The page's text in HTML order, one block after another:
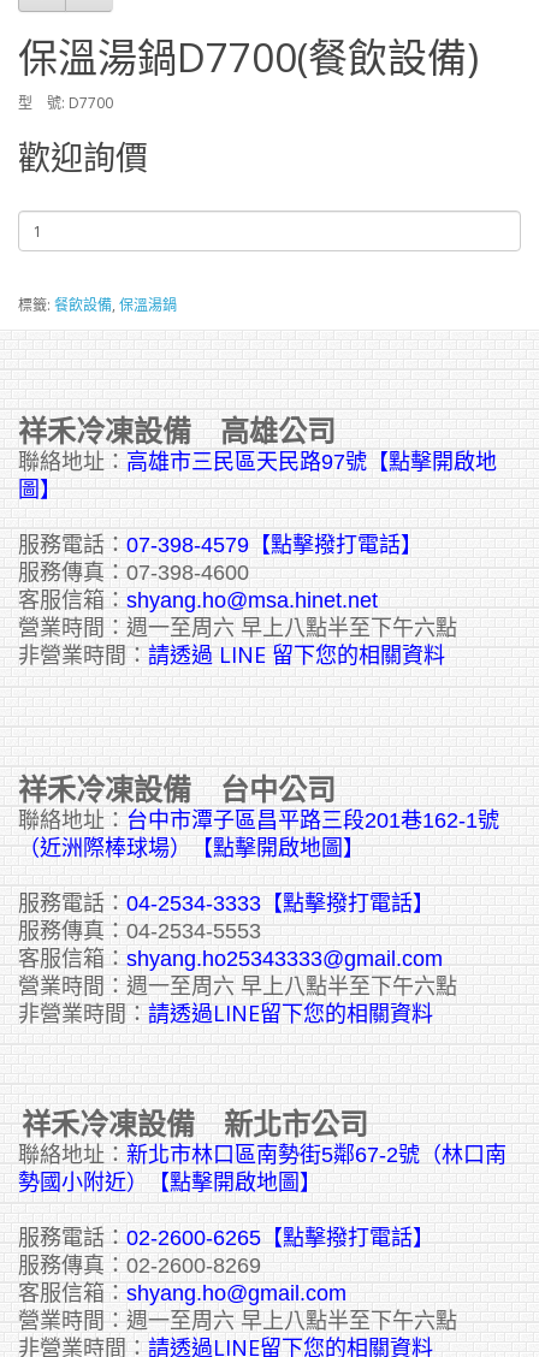
保溫湯鍋D7700(餐飲設備)
型 號: D7700
歡迎詢價
標籤: 餐飲設備, 保溫湯鍋
祥禾冷凍設備 高雄公司
聯絡地址： 高雄市三民區天民路97號【點擊開啟地
圖】
服務電話： 07-398-4579【點擊撥打電話】
服務傳真：07-398-4600
客服信箱： shyang.ho@msa.hinet.net
營業時間：週一至周六 早上八點半至下午六點
非營業時間： 請透過 LINE 留下您的相關資料
祥禾冷凍設備 台中公司
聯絡地址： 台中市潭子區昌平路三段201巷162-1號
（近洲際棒球場）【點擊開啟地圖】
服務電話： 04-2534-3333 【點擊撥打電話】
服務傳真：04-2534-5553
客服信箱： shyang.ho25343333@gmail.com
營業時間：週一至周六 早上八點半至下午六點
非營業時間： 請透過LINE留下您的相關資料
祥禾冷凍設備 新北市公司
聯絡地址： 新北市林口區南勢街5鄰67-2號（林口南
勢國小附近）【點擊開啟地圖】
服務電話： 02-2600-6265 【點擊撥打電話】
服務傳真：02-2600-8269
客服信箱： shyang.ho@gmail.com
營業時間：週一至周六 早上八點半至下午六點
非營業時間： 請透過LINE留下您的相關資料